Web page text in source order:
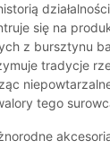
się na
z bursztynu
tradycje
tego